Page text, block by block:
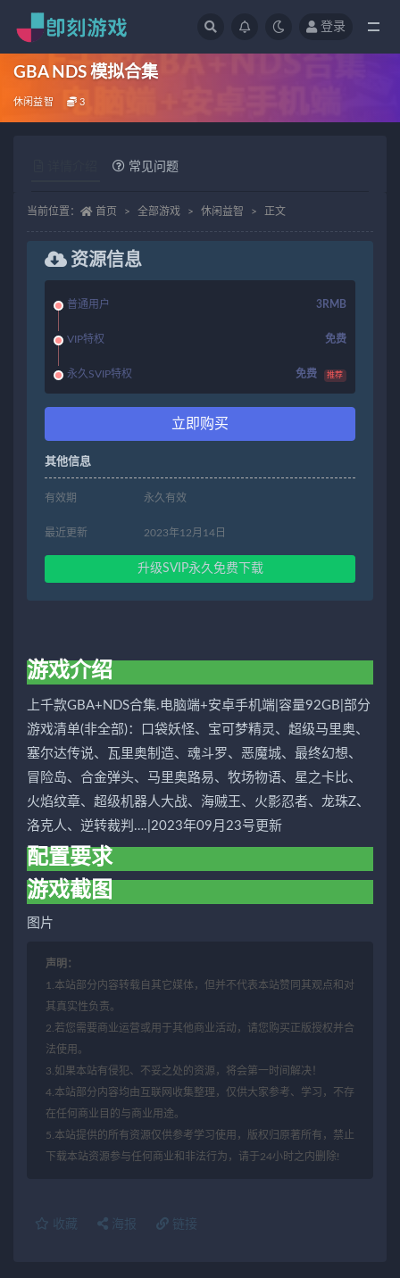
登录
GBA NDS 模拟合集
休闲益智 3
常见问题
当前位置： 首页 全部游戏 休闲益智 正文
资源信息
普通用户 3RMB
VIP特权 免费
永久SVIP特权 免费 推荐
立即购买
其他信息
有效期 永久有效
最近更新 2023年12月14日
升级SVIP永久免费下载
游戏介绍
上千款GBA+NDS合集.电脑端+安卓手机端|容量92GB|部分
游戏清单(非全部)：口袋妖怪、宝可梦精灵、超级马里奥、
塞尔达传说、瓦里奥制造、魂斗罗、恶魔城、最终幻想、
冒险岛、合金弹头、马里奥路易、牧场物语、星之卡比、
火焰纹章、超级机器人大战、海贼王、火影忍者、龙珠Z、
洛克人、逆转裁判….|2023年09月23号更新
配置要求
游戏截图
图片
声明：
1.本站部分内容转载自其它媒体，但并不代表本站赞同其观点和对
其真实性负责。
2.若您需要商业运营或用于其他商业活动，请您购买正版授权并合
法使用。
3.如果本站有侵犯、不妥之处的资源，将会第一时间解决！
4.本站部分内容均由互联网收集整理，仅供大家参考、学习，不存
在任何商业目的与商业用途。
5.本站提供的所有资源仅供参考学习使用，版权归原著所有，禁止
下载本站资源参与任何商业和非法行为，请于24小时之内删除!
收藏 海报 链接